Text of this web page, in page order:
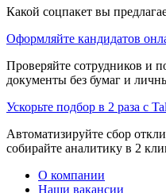
Какой соцпакет вы
Оформляйте кандидатов
Проверяйте сотрудников и
документы без бумаг и
Ускорьте подбор в 2 раза с
Автоматизируйте сбор
собирайте аналитику в 2
О компании
Наши вакансии